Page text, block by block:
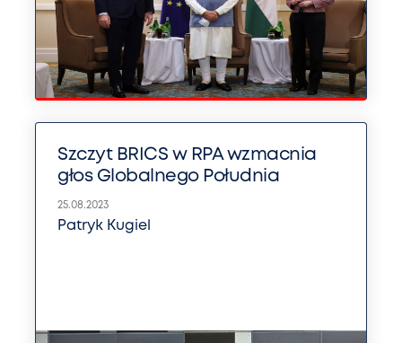
Szczyt BRICS w RPA wzmacnia
głos Globalnego Południa
25.08.2023
Patryk Kugiel